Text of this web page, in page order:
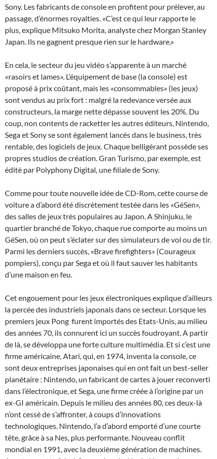
Sony. Les fabricants de console en profitent pour prélever, au
passage, d’énormes royalties. «C’est ce qui leur rapporte le
plus, explique Mitsuko Morita, analyste chez Morgan Stanley
Japan. Ils ne gagnent presque rien sur le hardware.»
En cela, le secteur du jeu vidéo s’apparente à un marché
«rasoirs et lames». L’équipement de base (la console) est
proposé à prix coûtant, mais les «consommables» (les jeux)
sont vendus au prix fort : malgré la redevance versée aux
constructeurs, la marge nette dépasse souvent les 20%. Du
coup, non contents de racketter les autres éditeurs, Nintendo,
Sega et Sony se sont également lancés dans le business, très
rentable, des logiciels de jeux. Chaque belligérant possède ses
propres studios de création. Gran Turismo, par exemple, est
édité par Polyphony Digital, une filiale de Sony.
Comme pour toute nouvelle idée de CD-Rom, cette course de
voiture a d’abord été discrètement testée dans les «GéSen»,
des salles de jeux très populaires au Japon. A Shinjuku, le
quartier branché de Tokyo, chaque rue comporte au moins un
GéSen, où on peut s’éclater sur des simulateurs de vol ou de tir.
Parmi les derniers succès, «Brave firefighters» (Courageux
pompiers), conçu par Sega et où il faut sauver les habitants
d’une maison en feu.
Cet engouement pour les jeux électroniques explique d’ailleurs
la percée des industriels japonais dans ce secteur. Lorsque les
premiers jeux Pong furent importés des Etats-Unis, au milieu
des années 70, ils connurent ici un succès foudroyant. A partir
de là, se développa une forte culture multimédia. Et si c’est une
firme américaine, Atari, qui, en 1974, inventa la console, ce
sont deux entreprises japonaises qui en ont fait un best-seller
planétaire : Nintendo, un fabricant de cartes à jouer reconverti
dans l’électronique, et Sega, une firme créée à l’origine par un
ex-GI américain. Depuis le milieu des années 80, ces deux-là
n’ont cessé de s’affronter, à coups d’innovations
technologiques. Nintendo, l’a d’abord emporté d’une courte
tête, grâce à sa Nes, plus performante. Nouveau conflit
mondial en 1991, avec la deuxième génération de machines.